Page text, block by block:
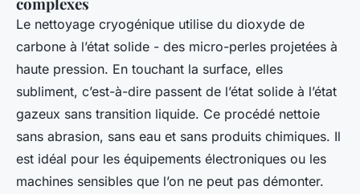
Le nettoyage cryogénique utilise du dioxyde de
carbone à l’état solide - des micro-perles projetées à
haute pression. En touchant la surface, elles
subliment, c’est-à-dire passent de l’état solide à l’état
gazeux sans transition liquide. Ce procédé nettoie
sans abrasion, sans eau et sans produits chimiques. Il
est idéal pour les équipements électroniques ou les
machines sensibles que l’on ne peut pas démonter.